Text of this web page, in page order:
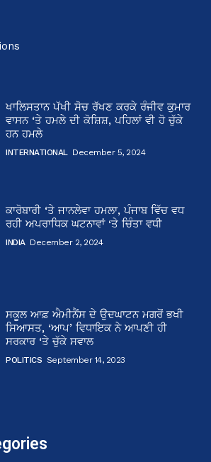
ਖਾਲਿਸਤਾਨ ਪੱਖੀ ਸੋਚ ਰੱਖਣ ਕਰਕੇ ਰੰਜੀਵ ਕੁਮਾਰ
ਵਾਸਨ ‘ਤੇ ਹਮਲੇ ਦੀ ਕੋਸ਼ਿਸ਼, ਪਹਿਲਾਂ ਵੀ ਹੋ ਚੁੱਕੇ
ਹਨ ਹਮਲੇ
INTERNATIONAL December 5, 2024
ਕਾਰੋਬਾਰੀ ‘ਤੇ ਜਾਨਲੇਵਾ ਹਮਲਾ, ਪੰਜਾਬ ਵਿੱਚ ਵਧ
ਰਹੀ ਅਪਰਾਧਿਕ ਘਟਨਾਵਾਂ ‘ਤੇ ਚਿੰਤਾ ਵਧੀ
INDIA December 2, 2024
ਸਕੂਲ ਆਫ਼ ਐਮੀਨੈਂਸ ਦੇ ਉਦਘਾਟਨ ਮਗਰੋਂ ਭਖੀ
ਸਿਆਸਤ, ‘ਆਪ’ ਵਿਧਾਇਕ ਨੇ ਆਪਣੀ ਹੀ
ਸਰਕਾਰ ‘ਤੇ ਚੁੱਕੇ ਸਵਾਲ
POLITICS September 14, 2023